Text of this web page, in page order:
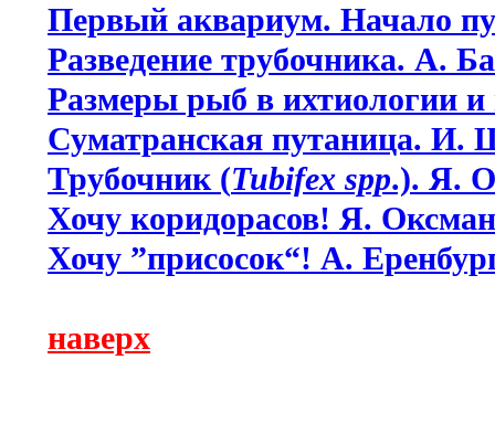
Первый аквариум. Начало
Разведение трубочника. А.
Размеры рыб в ихтиологии
Суматранская путаница. И.
Трубочник (Tubifex spp.). Я.
Хочу коридорасов! Я. Оксман
Хочу ”присосок“! А.
наверх